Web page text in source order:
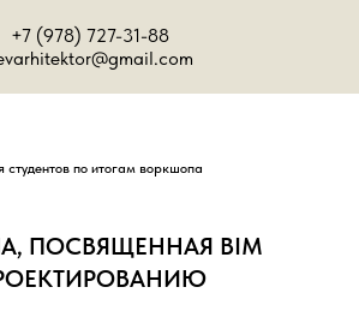
+7 (978) 727-31-88
по итогам воркшопа
ПОСВЯЩЕННАЯ BIM